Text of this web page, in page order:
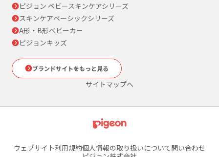
ピジョン ベビースキンケアシリーズ
スキンケアベーシックシリーズ
A形・B形ベビーカー
ピジョンキッズ
ブランドサイトをもっと見る
サイトマップへ
ウェブサイト利用規約個人情報の取り扱いについて問い合わせ